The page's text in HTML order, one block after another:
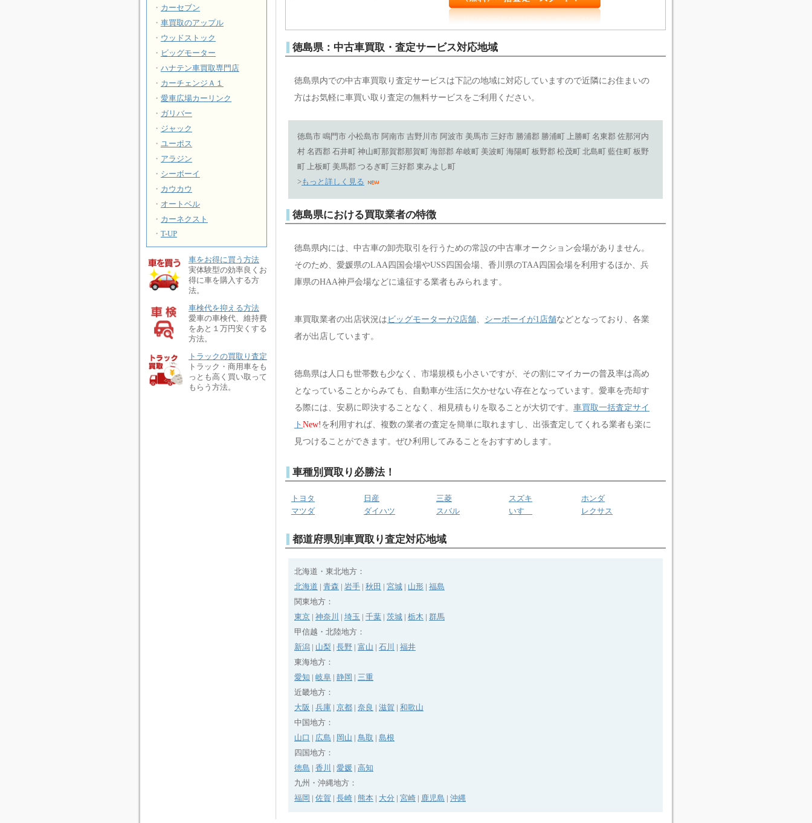
徳島県：中古車買取・査定サービス対応地域
徳島県内での中古車買取り査定サービスは下記の地域に対応していますので近隣にお住まいの
方はお気軽に車買い取り査定の無料サービスをご利用ください。
徳島市 鳴門市 小松島市 阿南市 吉野川市 阿波市 美馬市 三好市 勝浦郡 勝浦町 上勝町 名東郡 佐那河内
村 名西郡 石井町 神山町那賀郡那賀町 海部郡 牟岐町 美波町 海陽町 板野郡 松茂町 北島町 藍住町 板野
町 上板町 美馬郡 つるぎ町 三好郡 東みよし町
>もっと詳しく見る
徳島県における買取業者の特徴
徳島県内には、中古車の卸売取引を行うための常設の中古車オークション会場がありません。
そのため、愛媛県のLAA四国会場やUSS四国会場、香川県のTAA四国会場を利用するほか、兵
庫県のHAA神戸会場などに遠征する業者もみられます。
車買取業者の出店状況はビッグモーターが2店舗 シーボーイが1店舗などとなっており、各業
者が出店しています。
徳島県は人口も世帯数も少なく、市場規模も小さいですが、その割にマイカーの普及率は高め
となっていることからみても、自動車が生活に欠かせない存在となっています。愛車を売却す
る際には、安易に即決することなく、相見積もりを取ることが大切です。 車買取一括査定サイ
トNew!を利用すれば、複数の業者の査定を簡単に取れますし、出張査定してくれる業者も楽に
見つけることができます。ぜひ利用してみることをおすすめします。
車種別買取り必勝法！
トヨタ 日産 三菱 スズキ
ホンダ
マツダ
ダイハツ スバル いすゞ レクサス
都道府県別車買取り査定対応地域
北海道・東北地方：
北海道 | 青森 | 岩手 | 秋田 | 宮城 | 山形 | 福島
関東地方：
東京 | 神奈川 | 埼玉 | 千葉 | 茨城 | 栃木 | 群馬
甲信越・北陸地方：
新潟 | 山梨 | 長野 | 富山 | 石川 | 福井
東海地方：
愛知 | 岐阜 | 静岡 | 三重
近畿地方：
大阪 | 兵庫 | 京都 | 奈良 | 滋賀 | 和歌山
中国地方：
山口 | 広島 | 岡山 | 鳥取 | 島根
四国地方：
徳島 | 香川 | 愛媛 | 高知
九州・沖縄地方：
福岡 | 佐賀 | 長崎 | 熊本 | 大分 | 宮崎 | 鹿児島 | 沖縄
・ カーセブン
・ 車買取のアップル
・ ウッドストック
・ ビッグモーター
・ ハナテン車買取専門店
・ カーチェンジＡ１
・ 愛車広場カーリンク
・ ガリバー
・ ジャック
・ ユーポス
・ アラジン
・ シーボーイ
・ カウカウ
・ オートベル
・ カーネクスト
・ T-UP
車をお得に買う方法
実体験型の効率良くお
得に車を購入する方
法。
車検代を抑える方法
愛車の車検代、維持費
をあと１万円安くする
方法。
トラックの買取り査定
トラック・商用車をも
っとも高く買い取って
もらう方法。